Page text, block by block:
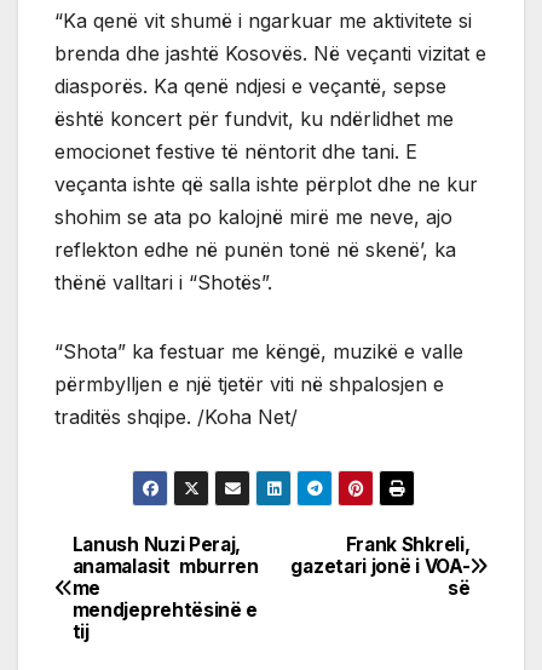
“Ka qenë vit shumë i ngarkuar me aktivitete si
brenda dhe jashtë Kosovës. Në veçanti vizitat e
diasporës. Ka qenë ndjesi e veçantë, sepse
është koncert për fundvit, ku ndërlidhet me
emocionet festive të nëntorit dhe tani. E
veçanta ishte që salla ishte përplot dhe ne kur
shohim se ata po kalojnë mirë me neve, ajo
reflekton edhe në punën tonë në skenë’, ka
thënë valltari i “Shotës”.
“Shota” ka festuar me këngë, muzikë e valle
përmbylljen e një tjetër viti në shpalosjen e
traditës shqipe. /Koha Net/
Post
navigation
Frank Shkreli,
gazetari jonë i VOA-
së
Lanush Nuzi Peraj,
anamalasit mburren
me
mendjeprehtësinë e
tij